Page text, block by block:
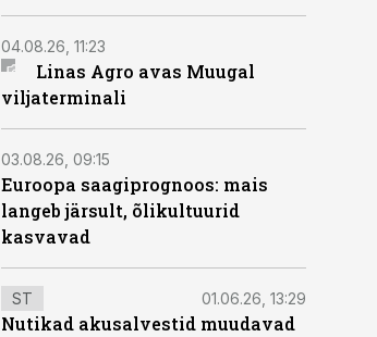
04.08.26, 11:23
Linas Agro avas Muugal
viljaterminali
03.08.26, 09:15
Euroopa saagiprognoos: mais
langeb järsult, õlikultuurid
kasvavad
ST 01.06.26, 13:29
Nutikad akusalvestid muudavad